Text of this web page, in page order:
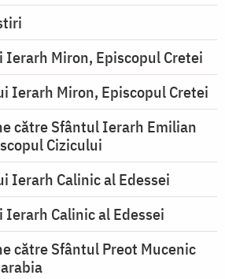
Miron, Episcopul Cretei
Ierarh Miron, Episcopul Cretei
către Sfântul Ierarh Emilian
Cizicului
Ierarh Calinic al Edessei
Calinic al Edessei
către Sfântul Preot Mucenic